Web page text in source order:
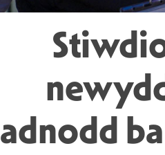
adnodd